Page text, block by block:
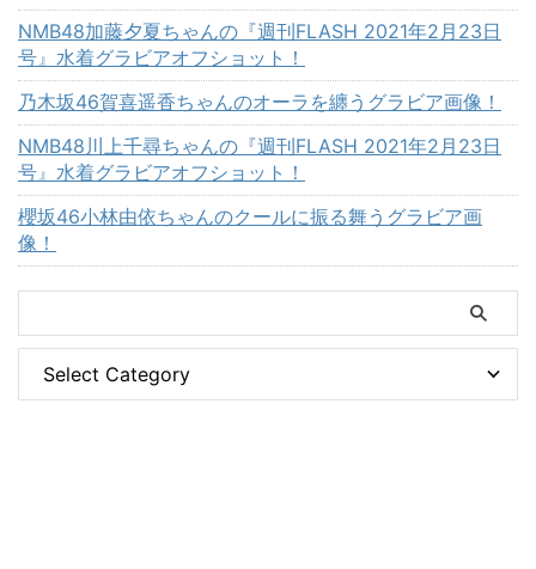
NMB48加藤夕夏ちゃんの『週刊FLASH 2021年2月23日
号』水着グラビアオフショット！
乃木坂46賀喜遥香ちゃんのオーラを纏うグラビア画像！
NMB48川上千尋ちゃんの『週刊FLASH 2021年2月23日
号』水着グラビアオフショット！
櫻坂46小林由依ちゃんのクールに振る舞うグラビア画
像！